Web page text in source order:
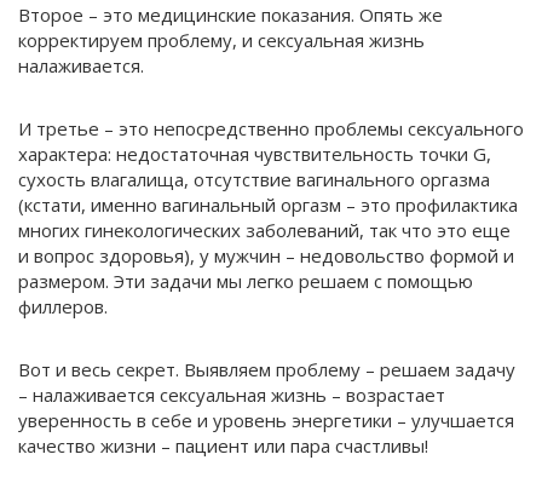
Второе – это медицинские показания. Опять же
корректируем проблему, и сексуальная жизнь
налаживается.
И третье – это непосредственно проблемы сексуального
характера: недостаточная чувствительность точки G,
сухость влагалища, отсутствие вагинального оргазма
(кстати, именно вагинальный оргазм – это профилактика
многих гинекологических заболеваний, так что это еще
и вопрос здоровья), у мужчин – недовольство формой и
размером. Эти задачи мы легко решаем с помощью
филлеров.
Вот и весь секрет. Выявляем проблему – решаем задачу
– налаживается сексуальная жизнь – возрастает
уверенность в себе и уровень энергетики – улучшается
качество жизни – пациент или пара счастливы!